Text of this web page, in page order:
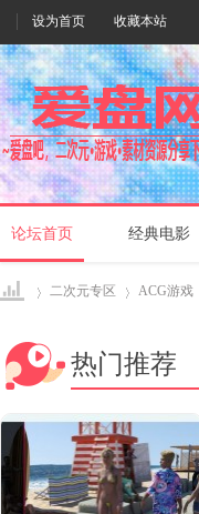
设为首页 收藏本站
论坛首页 经典电影
爱盘›
二次元专区
›
ACG游戏
›
热门推荐